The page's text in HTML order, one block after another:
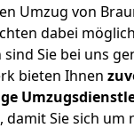
Umzug von
dabei
sind Sie bei uns
bieten Ihnen
damit Sie sich um